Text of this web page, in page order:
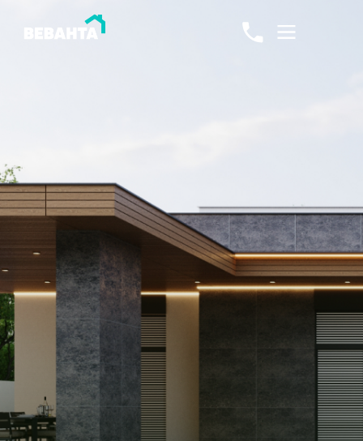
Проектирование
современной
авторской
архитектуры